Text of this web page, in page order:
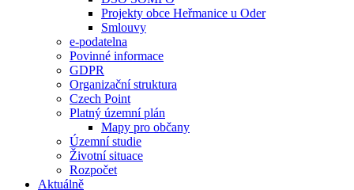
Projekty obce Heřmanice u Oder
Smlouvy
e-podatelna
Povinné informace
GDPR
Organizační struktura
Czech Point
Platný územní plán
Mapy pro občany
Územní studie
Životní situace
Rozpočet
Aktuálně